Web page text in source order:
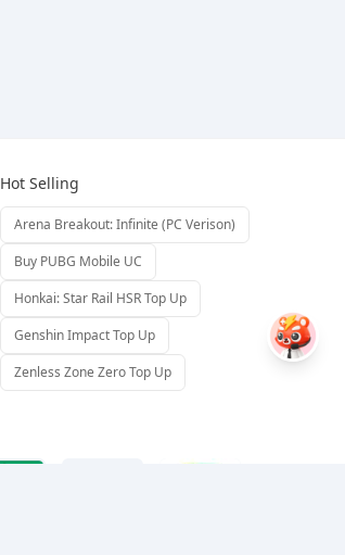
Hot Selling
Arena Breakout: Infinite (PC Verison)
Buy PUBG Mobile UC
Honkai: Star Rail HSR Top Up
Genshin Impact Top Up
Zenless Zone Zero Top Up